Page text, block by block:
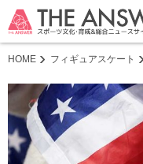
HOME フィギュアスケート